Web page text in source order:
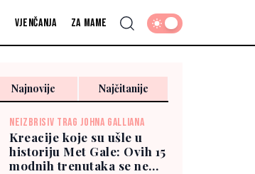
Vjenčanja Za mame
Najnovije Najčitanije
NEIZBRISIV TRAG JOHNA GALLIANA
Kreacije koje su ušle u
historiju Met Gale: Ovih 15
modnih trenutaka se ne